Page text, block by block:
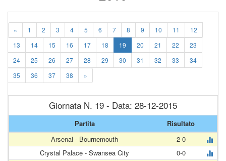
« 1 2 3 4 5 6 7 8 9 10 11
12
13
14 15 16 17 18 19 20 21 22
23
24
25 26 27 28 29 30 31 32 33
34
35
36 37 38 »
Giornata N. 19 - Data: 28-12-2015
Partita
Risultato
Arsenal - Bournemouth
2-0
Crystal Palace - Swansea City
0-0